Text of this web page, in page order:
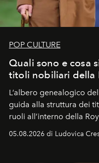
POP CULTURE
Quali sono e cosa
titoli nobiliari della
L’albero genealogico
guida alla struttura dei
ruoli all’interno della
05.08.2026 di Ludovica